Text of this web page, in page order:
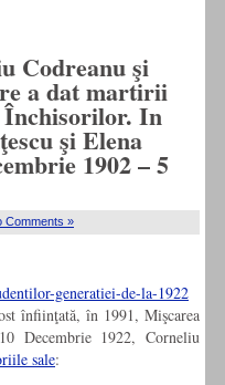
Codreanu şi
a dat martirii
In
şi Elena
1902 – 5
Comments »
înfiinţată, în 1991, Mişcarea
Decembrie 1922, Corneliu
sale: